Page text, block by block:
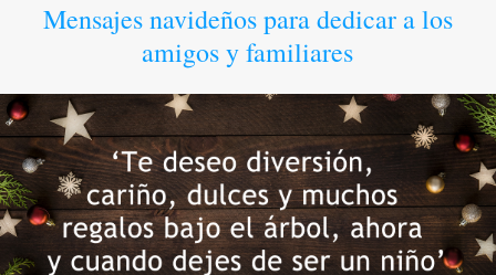
Mensajes navideños para dedicar a los
amigos y familiares